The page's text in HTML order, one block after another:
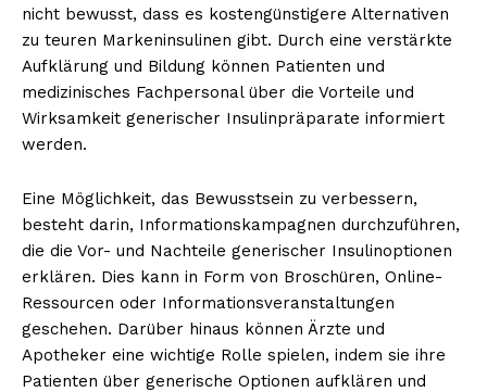
NEWSLETTER ABONNIEREN
Inhalte
nicht bewusst, dass es kostengünstigere Alternativen
zu teuren Markeninsulinen gibt. Durch eine verstärkte
Aufklärung und Bildung können Patienten und
medizinisches Fachpersonal über die Vorteile und
Wirksamkeit generischer Insulinpräparate informiert
werden.
Eine Möglichkeit, das Bewusstsein zu verbessern,
besteht darin, Informationskampagnen durchzuführen,
die die Vor- und Nachteile generischer Insulinoptionen
erklären. Dies kann in Form von Broschüren, Online-
Ressourcen oder Informationsveranstaltungen
geschehen. Darüber hinaus können Ärzte und
Apotheker eine wichtige Rolle spielen, indem sie ihre
Patienten über generische Optionen aufklären und